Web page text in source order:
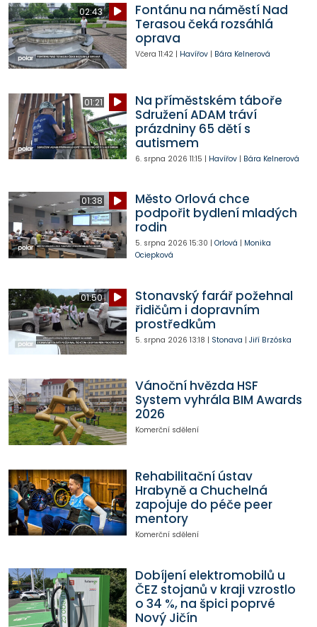
02:43
Fontánu na náměstí Nad
Terasou čeká rozsáhlá
oprava
Včera 11:42| Havířov| Bára Kelnerová
01:21
Na příměstském táboře
Sdružení ADAM tráví
prázdniny 65 dětí s
autismem
6. srpna 2026 11:15 | Havířov| Bára Kelnerová
01:38
Město Orlová chce
podpořit bydlení mladých
rodin
5. srpna 2026 15:30 | Orlová | Monika
Ociepková
01:50
Stonavský farář požehnal
řidičům i dopravním
prostředkům
5. srpna 2026 13:18 | Stonava | Jiří Brzóska
Vánoční hvězda HSF
System vyhrála BIM Awards
2026
Komerční sdělení
Rehabilitační ústav
Hrabyně a Chuchelná
zapojuje do péče peer
mentory
Komerční sdělení
Dobíjení elektromobilů u
ČEZ stojanů v kraji vzrostlo
o 34 %, na špici poprvé
Nový Jičín